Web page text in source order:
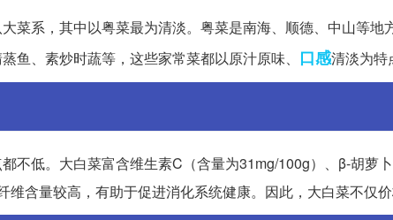
菜系，其中以粤菜最为清淡。粤菜是南海、顺德、中山等地
鱼、素炒时蔬等，这些家常菜都以原汁原味、 口感清淡为特
不低。大白菜富含维生素C（含量为31mg/100g）、β-胡萝
含量较高，有助于促进消化系统健康。因此，大白菜不仅价